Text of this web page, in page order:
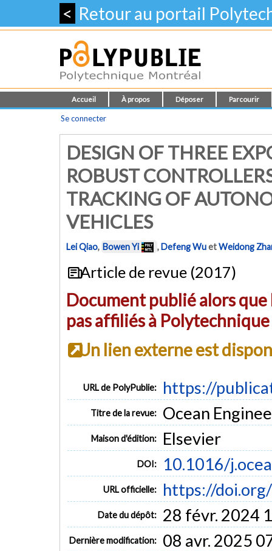
< Retour au portail
Accueil À propos Déposer Parcourir
Se connecter
DESIGN OF THREE
ROBUST
TRACKING OF
VEHICLES
Lei Qiao, Bowen Yi ,Defeng WuetWeidong
Article de revue (2017)
Document publié alors
pas affiliés à
Un lien externe est
URL de PolyPublie: https://
Titre de la revue: Ocean
Maison d'édition: Elsevier
DOI: 10.1016/
URL officielle: https://
Date du dépôt: 28 févr. 2024
Dernière modification: 08 avr. 2025